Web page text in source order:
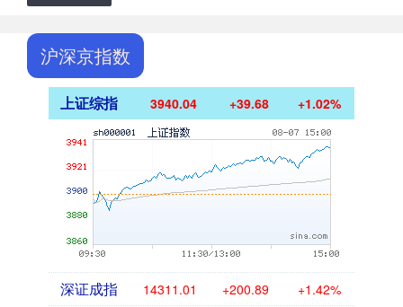
沪深京指数
上证综指 3940.04 +39.68 +1.02%
深证成指 14311.01 +200.89 +1.42%